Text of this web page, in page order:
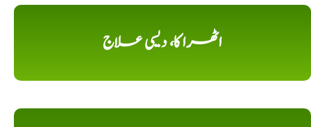
اٹھرا کا، دیسی علاج